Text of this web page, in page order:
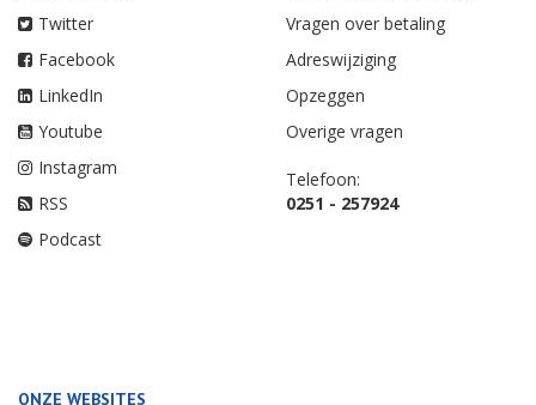
Twitter
Facebook
LinkedIn
Youtube
Instagram
RSS
Podcast
Vragen over betaling
Adreswijziging
Opzeggen
Overige vragen
Telefoon:
0251 - 257924
ONZE WEBSITES